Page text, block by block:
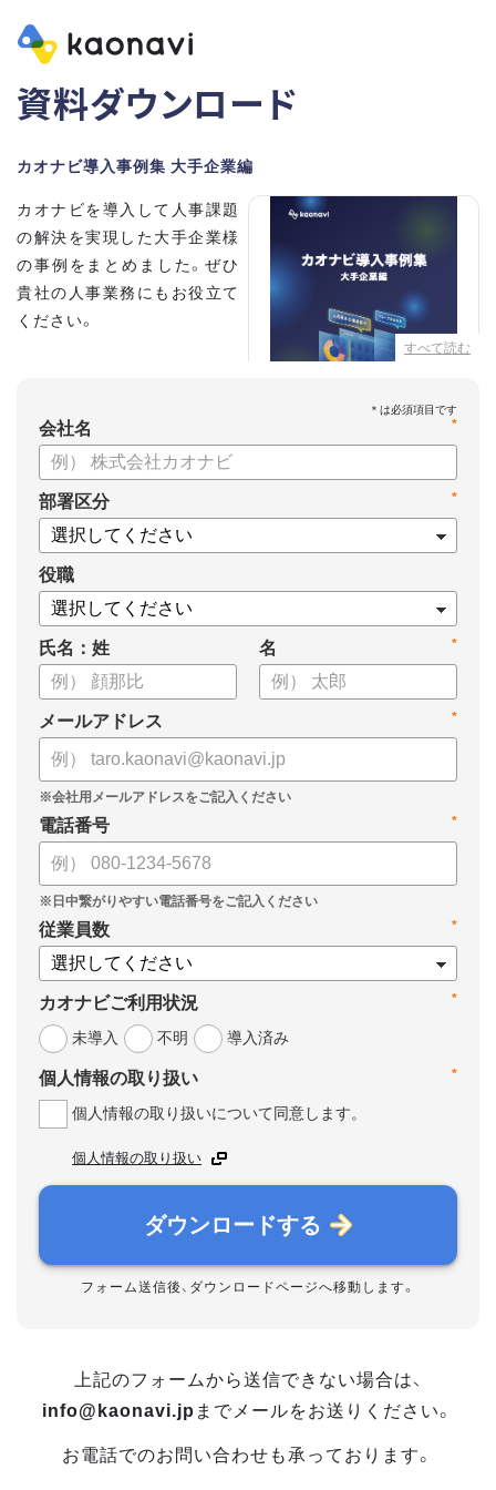
資料ダウンロード
カオナビ導入事例集 大手企業編
すべて読む
カオナビを導入して人事課題
の解決を実現した大手企業様
の事例をまとめました。ぜひ
貴社の人事業務にもお役立て
ください。
・本田技研工業株式会社
・沖電気工業株式会社
・三菱UFJニコス株式会社
・SOMPOひまわり生命保険株式会社
・スミセイ情報システム株式会社
*
会社名
*
部署区分
役職
氏名：姓 *
名
*
メールアドレス
*
電話番号
*
従業員数
*
カオナビご利用状況
未導入
不明 導入済み
*
個人情報の取り扱い
個人情報の取り扱いについて同意します。
個人情報の取り扱い
ダウンロードする
フォーム送信後、ダウンロードページへ移動します。
上記のフォームから送信できない場合は、
info@kaonavi.jp までメールをお送りください。
お電話でのお問い合わせも承っております。